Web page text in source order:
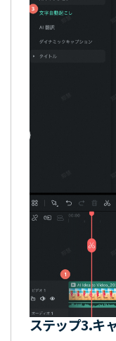
ステップ3.キ